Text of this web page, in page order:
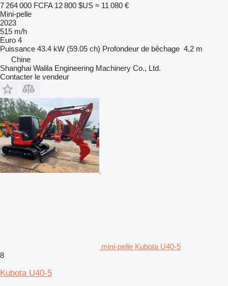
7 264 000 FCFA 12 800 $US ≈ 11 080 €
Mini-pelle
2023
515 m/h
Euro 4
Puissance 43.4 kW (59.05 ch) Profondeur de bêchage 4,2 m
Chine
Shanghai Walila Engineering Machinery Co., Ltd.
Contacter le vendeur
mini-pelle Kubota U40-5
8
Kubota U40-5